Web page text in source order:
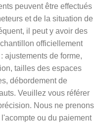
peuvent être effectués
et de la situation de
il peut y avoir des
officiellement
ajustements de forme,
tailles des espaces
débordement de
Veuillez vous référer
Nous ne prenons
ou du paiement